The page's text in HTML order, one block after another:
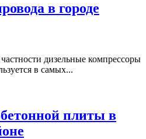
в городе
дизельные компрессоры
в самых...
плиты в